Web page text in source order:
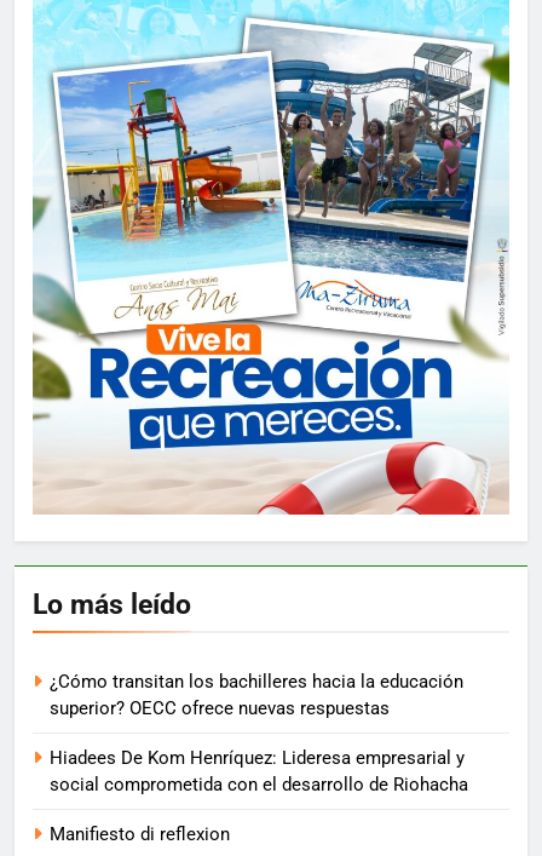
Lo más leído
¿Cómo transitan los bachilleres hacia la educación
superior? OECC ofrece nuevas respuestas
Hiadees De Kom Henríquez: Lideresa empresarial y
social comprometida con el desarrollo de Riohacha
Manifiesto di reflexion